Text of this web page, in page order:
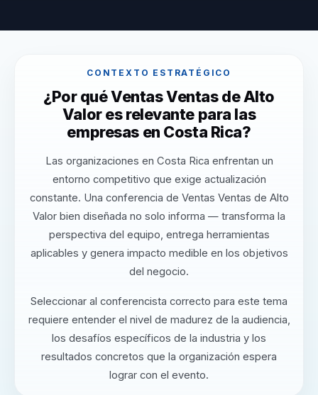
CONTEXTO ESTRATÉGICO
¿Por qué Ventas Ventas de Alto
Valor es relevante para las
empresas en Costa Rica?
Las organizaciones en Costa Rica enfrentan un
entorno competitivo que exige actualización
constante. Una conferencia de Ventas Ventas de Alto
Valor bien diseñada no solo informa — transforma la
perspectiva del equipo, entrega herramientas
aplicables y genera impacto medible en los objetivos
del negocio.
Seleccionar al conferencista correcto para este tema
requiere entender el nivel de madurez de la audiencia,
los desafíos específicos de la industria y los
resultados concretos que la organización espera
lograr con el evento.